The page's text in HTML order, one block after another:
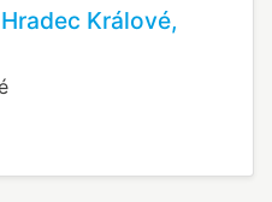
Králové,